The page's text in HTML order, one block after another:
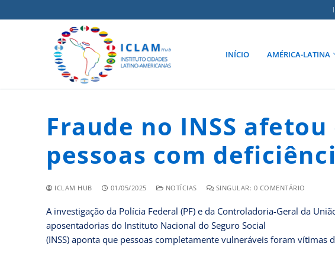
INÍCIO AMÉRICA-LATINA
Fraude no INSS
pessoas com
ICLAM HUB 01/05/2025 NOTÍCIAS SINGULAR: 0 COMENTÁRIO
A investigação da Polícia Federal (PF) e da Controladoria-Geral da
aposentadorias do Instituto Nacional do Seguro Social
(INSS) aponta que pessoas completamente vulneráveis foram vítimas